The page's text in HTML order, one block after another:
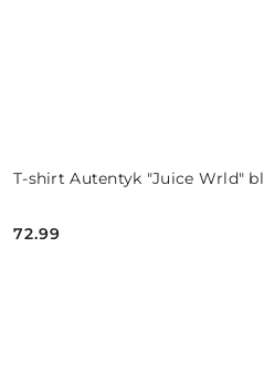
T-shirt Autentyk "Juice Wrld" bl
Cena:
72.99